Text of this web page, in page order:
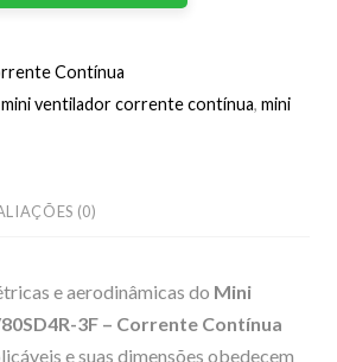
Contínua
mini ventilador corrente contínua,mini
(0)
e aerodinâmicas do Mini
3F – Corrente Contínua
e suas dimensões obedecem